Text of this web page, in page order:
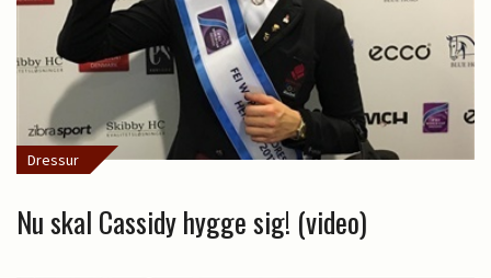
Dressur
Nu skal Cassidy hygge sig! (video)